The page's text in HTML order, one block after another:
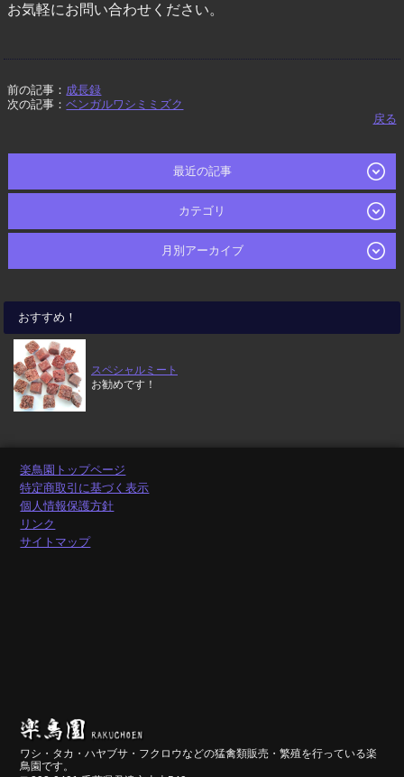
お気軽にお問い合わせください。
前の記事： 成長録
次の記事：ベンガルワシミミズク
戻る
最近の記事
カテゴリ
月別アーカイブ
おすすめ！
スペシャルミート
お勧めです！
楽鳥園トップページ
特定商取引に基づく表示
個人情報保護方針
リンク
サイトマップ
ワシ・タカ・ハヤブサ・フクロウなどの猛禽類販売・繁殖を行っている楽
鳥園です。